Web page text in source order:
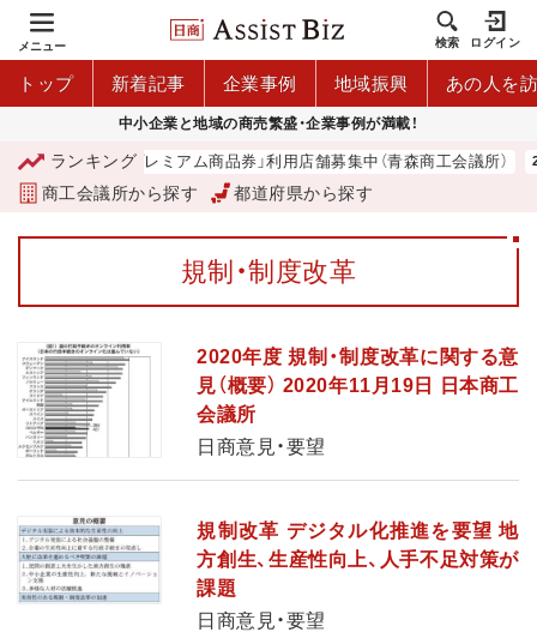
メニュー 検索 ログイン
トップ 新着記事 企業事例 地域振興 あの人を
中小企業と地域の商売繁盛・企業事例が満載！
ランキング
「青森市プレミアム商品券」利用店舗募集中（青森商工会議所）
商工会議所から探す 都道府県から探す
規制・制度改革
2020年度 規制・制度改革に関する意
見（概要） 2020年11月19日 日本商工
会議所
日商意見・要望
規制改革 デジタル化推進を要望 地
方創生、生産性向上、人手不足対策が
課題
日商意見・要望